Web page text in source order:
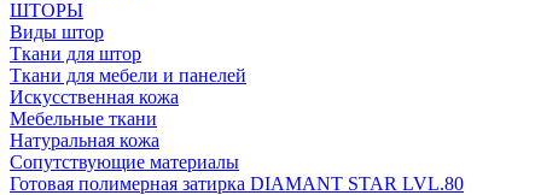
ШТОРЫ
Виды штор
Ткани для штор
Ткани для мебели и панелей
Искусственная кожа
Мебельные ткани
Натуральная кожа
Сопутствующие материалы
Готовая полимерная затирка DIAMANT STAR LVL.80